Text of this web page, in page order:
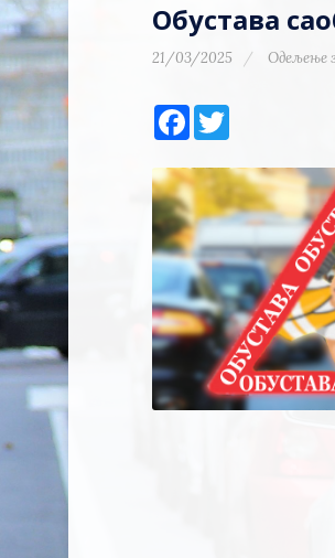
Обустава
21/03/2025 Одељење
Facebook